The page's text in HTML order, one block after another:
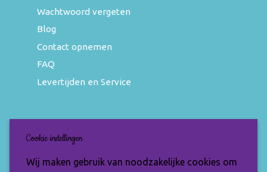
Wachtwoord vergeten
Blog
Contact opnemen
FAQ
Levertijden en Service
Nieuwsbrief
Wil jij op de hoogte blijven van de nieuwste
items en speciale aanbiedingen? Vul je e-
Cookie instellingen
Wij maken gebruik van noodzakelijke cookies om